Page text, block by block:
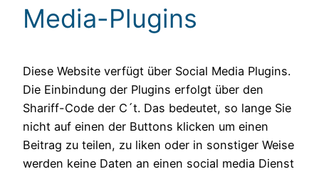
Media-Plugins
Diese Website verfügt über Social Media Plugins.
Die Einbindung der Plugins erfolgt über den
Shariff-Code der C´t. Das bedeutet, so lange Sie
nicht auf einen der Buttons klicken um einen
Beitrag zu teilen, zu liken oder in sonstiger Weise
werden keine Daten an einen social media Dienst